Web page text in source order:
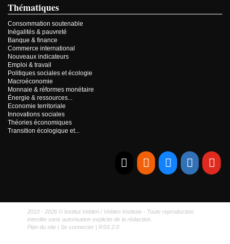
Thématiques
Consommation soutenable
Inégalités & pauvreté
Banque & finance
Commerce international
Nouveaux indicateurs
Emploi & travail
Politiques sociales et écologie
Macroéconomie
Monnaie & réformes monétaire
Énergie & ressources...
Economie territoriale
Innovations sociales
Théories économiques
Transition écologique et...
2010 - 2026 © Institut Veblen / Veblen Institute - Toute reproduction
interdite sans autorisation explicite de la rédaction.
Plan du site |Se connecter | RSS 2.0